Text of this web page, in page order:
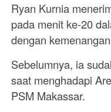
Ryan Kurnia
pada menit ke-20
dengan
Sebelumnya, ia
saat menghadapi
PSM Makassar.